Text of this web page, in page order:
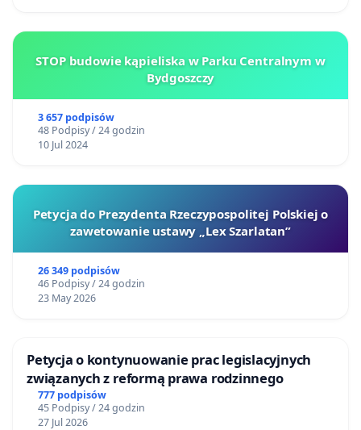
STOP budowie kąpieliska w Parku Centralnym w
Bydgoszczy
3 657 podpisów
48 Podpisy / 24 godzin
10 Jul 2024
Petycja do Prezydenta Rzeczypospolitej Polskiej o
zawetowanie ustawy „Lex Szarlatan”
26 349 podpisów
46 Podpisy / 24 godzin
23 May 2026
Petycja o kontynuowanie prac legislacyjnych
związanych z reformą prawa rodzinnego
777 podpisów
45 Podpisy / 24 godzin
27 Jul 2026